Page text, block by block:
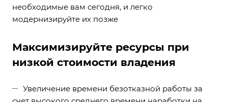
необходимые вам сегодня, и легко
модернизируйте их позже
Максимизируйте ресурсы при
низкой стоимости владения
Увеличение времени безотказной работы за